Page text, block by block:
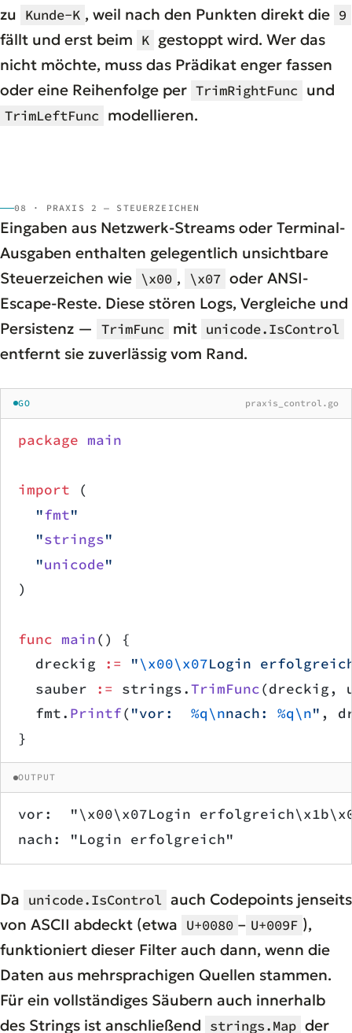
zu Kunde-K , weil nach den Punkten direkt die 9
fällt und erst beim K gestoppt wird. Wer das
nicht möchte, muss das Prädikat enger fassen
oder eine Reihenfolge per TrimRightFunc und
TrimLeftFunc modellieren.
08 · PRAXIS 2 — STEUERZEICHEN
Eingaben aus Netzwerk-Streams oder Terminal-
Ausgaben enthalten gelegentlich unsichtbare
Steuerzeichen wie \x00 , \x07 oder ANSI-
Escape-Reste. Diese stören Logs, Vergleiche und
Persistenz — TrimFunc mit unicode.IsControl
entfernt sie zuverlässig vom Rand.
GO praxis_control.go
package main
import (
	"
fmt"
	"
strings"
	"
unicode"
)
func main() {
	dreckig
:= "\x00\x07Login
	sauber
:= strings.TrimFunc(dreckig,
	fmt.
Printf( "vor: %q\nnach: %q\n" ,
}
OUTPUT
vor:  "\x00\x07Login
nach: "Login erfolgreich"
Da unicode.IsControl auch Codepoints jenseits
von ASCII abdeckt (etwa U+0080 – U+009F ),
funktioniert dieser Filter auch dann, wenn die
Daten aus mehrsprachigen Quellen stammen.
Für ein vollständiges Säubern auch innerhalb
des Strings ist anschließend strings.Map der